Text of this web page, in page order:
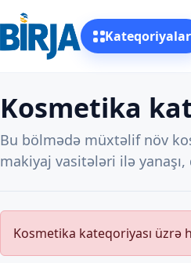
Kateqoriyalar
Kosmetika
Bu bölmədə müxtəlif növ
makiyaj vasitələri ilə yanaşı,
Kosmetika kateqoriyası üzrə